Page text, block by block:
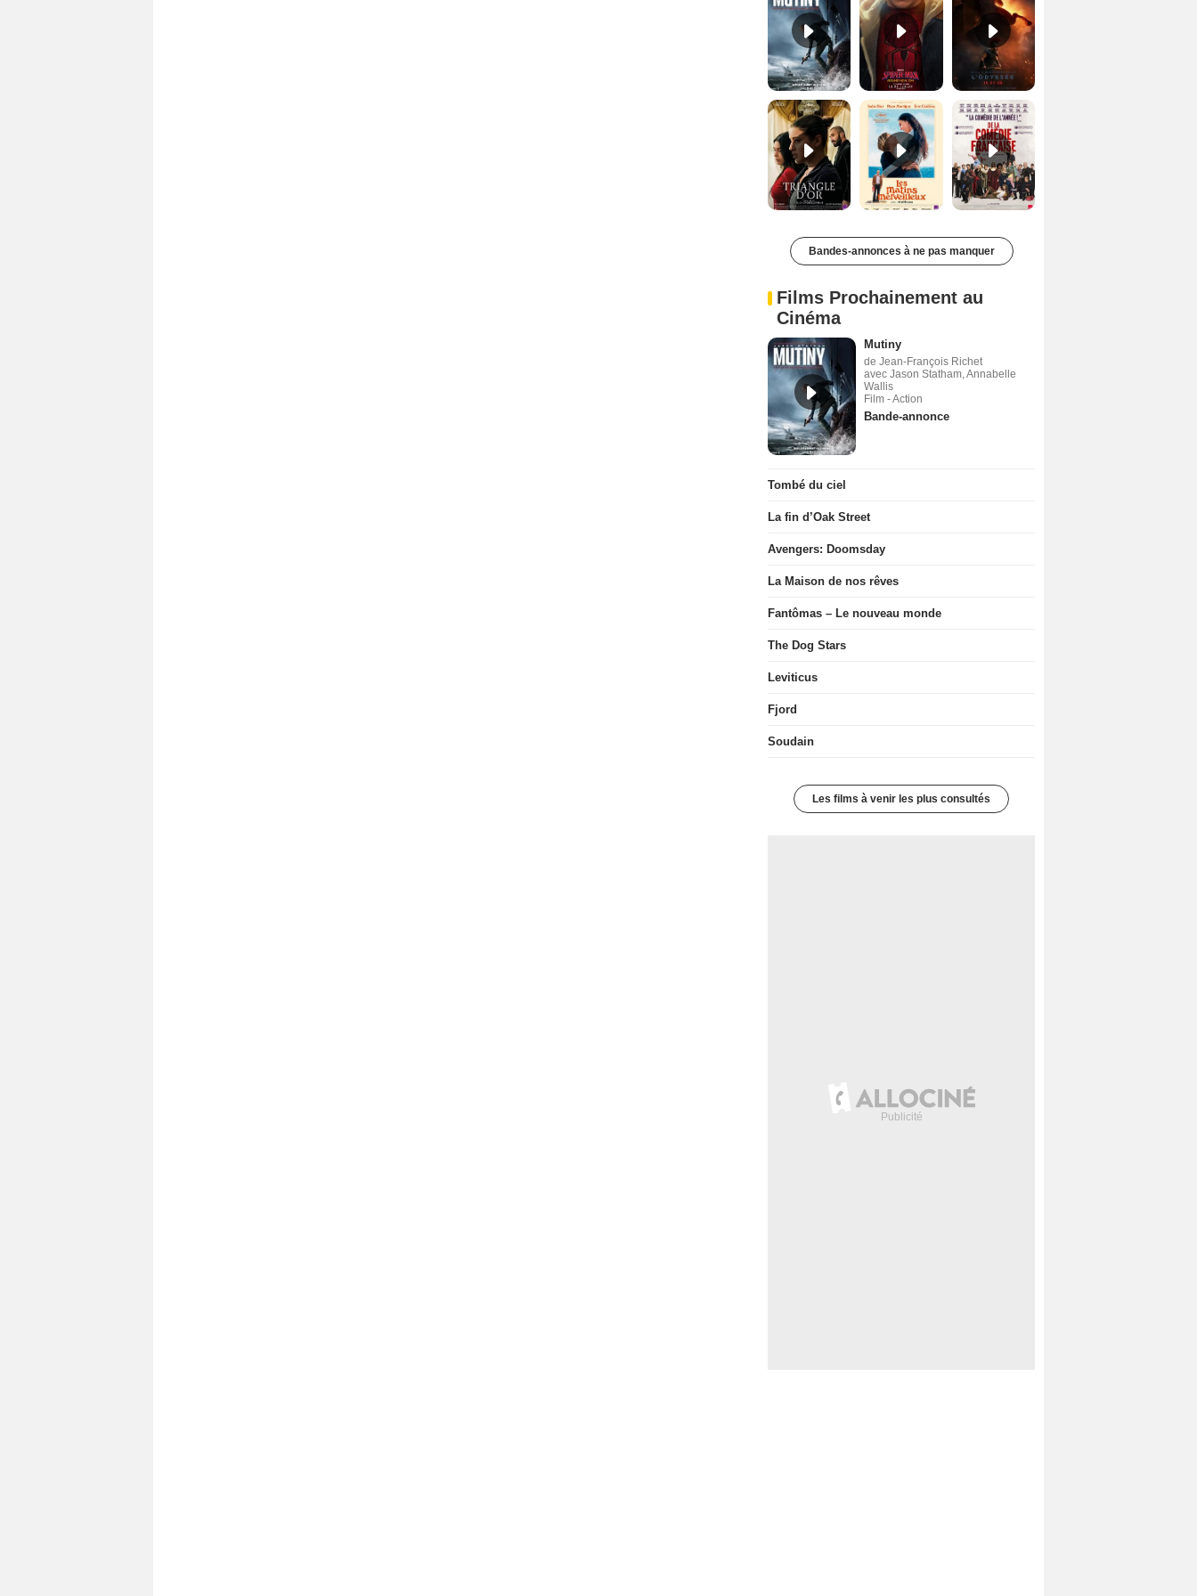
Le Triangle d'or Bande-annonce VF De la Comédie-Française Teaser VF
Bandes-annonces à ne pas manquer
Films Prochainement au
Cinéma
Mutiny
de Jean-François Richet
avec Jason Statham, Annabelle
Wallis
Film - Action
Bande-annonce
Tombé du ciel
La fin d’Oak Street
Avengers: Doomsday
La Maison de nos rêves
Fantômas – Le nouveau monde
The Dog Stars
Leviticus
Fjord
Soudain
Les films à venir les plus consultés